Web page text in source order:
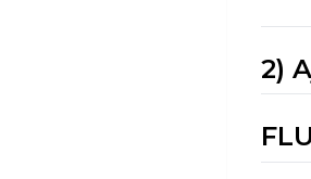
2)